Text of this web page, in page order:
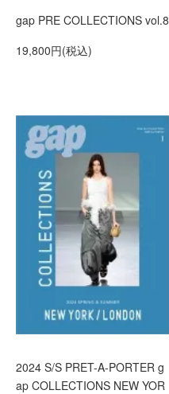
gap PRE COLLECTIONS vol.8
19,800円(税込)
2024 S/S PRET-A-PORTER g
ap COLLECTIONS NEW YOR